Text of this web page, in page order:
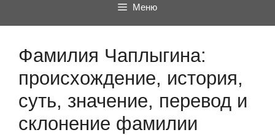
Меню
Фамилия Чаплыгина:
происхождение, история,
суть, значение, перевод и
склонение фамилии